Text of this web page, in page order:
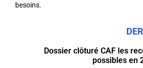
besoins.
Dossier clôturé CAF les
possibles en